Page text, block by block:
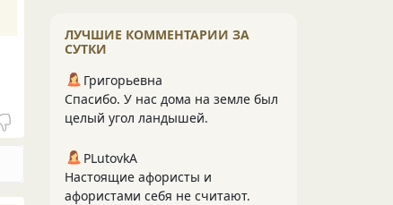
ЛУЧШИЕ КОММЕНТАРИИ ЗА
СУТКИ
Григорьевна
Спасибо. У нас дома на земле был
целый угол ландышей.
PLutоvkА
Настоящие афористы и
афористами себя не считают.